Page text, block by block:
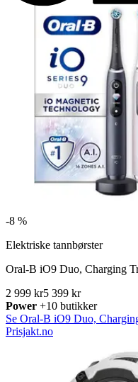
-8 %
Elektriske tannbørster
Oral-B iO9 Duo, Charging
2 999 kr5 399 kr
Power +10 butikker
Se Oral-B iO9 Duo,
Prisjakt.no